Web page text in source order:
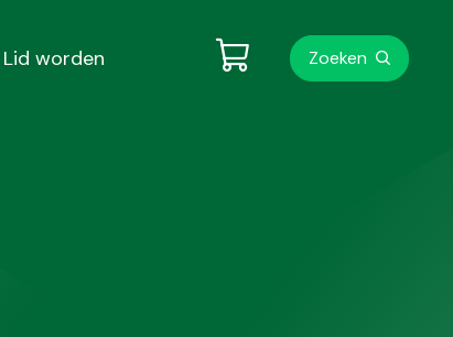
Lid worden Zoeken